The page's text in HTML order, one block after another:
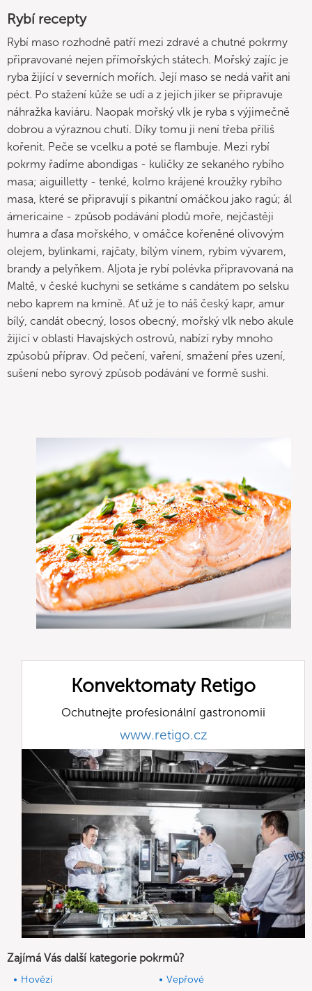
Rybí recepty
Rybí maso rozhodně patří mezi zdravé a chutné pokrmy
připravované nejen přímořských státech. Mořský zajíc je
ryba žijící v severních mořích. Její maso se nedá vařit ani
péct. Po stažení kůže se udí a z jejích jiker se připravuje
náhražka kaviáru. Naopak mořský vlk je ryba s výjimečně
dobrou a výraznou chutí. Díky tomu ji není třeba příliš
kořenit. Peče se vcelku a poté se flambuje. Mezi rybí
pokrmy řadíme abondigas - kuličky ze sekaného rybího
masa; aiguilletty - tenké, kolmo krájené kroužky rybího
masa, které se připravují s pikantní omáčkou jako ragú; ál
ámericaine - způsob podávání plodů moře, nejčastěji
humra a ďasa mořského, v omáčce kořeněné olivovým
olejem, bylinkami, rajčaty, bílým vínem, rybím vývarem,
brandy a pelyňkem. Aljota je rybí polévka připravovaná na
Maltě, v české kuchyni se setkáme s candátem po selsku
nebo kaprem na kmíně. Ať už je to náš český kapr, amur
bílý, candát obecný, losos obecný, mořský vlk nebo akule
žijící v oblasti Havajských ostrovů, nabízí ryby mnoho
způsobů příprav. Od pečení, vaření, smažení přes uzení,
sušení nebo syrový způsob podávání ve formě sushi.
Konvektomaty Retigo
Ochutnejte profesionální gastronomii
www.retigo.cz
Zajímá Vás další kategorie pokrmů?
Hovězí
Vepřové